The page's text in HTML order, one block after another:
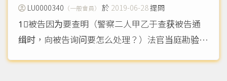
LU0000340 （一般會員） 於 2019-06-28提問
1⃣️被告因为要查明（警察二人甲乙于查获被告通
缉时，向被告询问要怎么处理？）法官当庭勘验秘